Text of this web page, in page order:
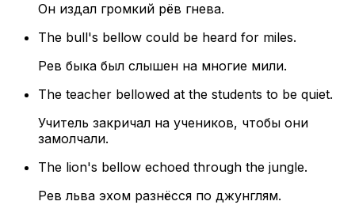
Он издал громкий рёв гнева.
The bull's bellow could be heard for miles.
Рев быка был слышен на многие мили.
The teacher bellowed at the students to be quiet.
Учитель закричал на учеников, чтобы они
замолчали.
The lion's bellow echoed through the jungle.
Рев льва эхом разнёсся по джунглям.